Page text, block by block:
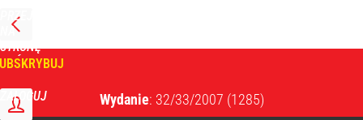
PRZEJDŹ
NA
STRONĘ
GŁÓWNĄ
ZALOGUJ Wydanie: 32/33/2007 (1285)